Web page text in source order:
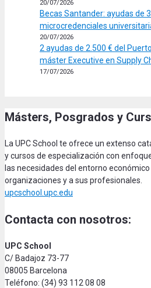
20/07/2026
Becas Santander: ayudas de
microcredenciales
20/07/2026
2 ayudas de 2.500 € del
máster Executive en Supply
17/07/2026
Másters, Posgrados y
La UPC School te ofrece un extenso
y cursos de especialización con
las necesidades del entorno
organizaciones y a sus profesionales.
upcschool.upc.edu
Contacta con nosotros:
UPC School
C/ Badajoz 73-77
08005 Barcelona
Teléfono: (34) 93 112 08 08